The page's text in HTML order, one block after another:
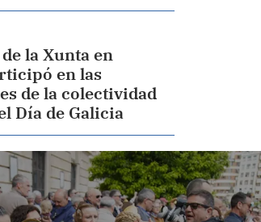
la Xunta en
en las
de la colectividad
Día de Galicia